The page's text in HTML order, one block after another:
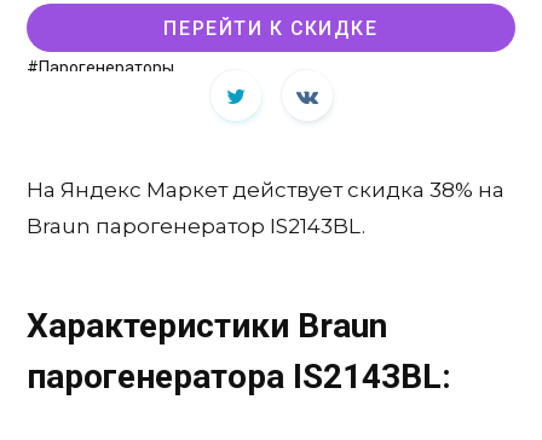
ПЕРЕЙТИ К СКИДКЕ
#Парогенераторы
На Яндекс Маркет действует скидка 38% на
Braun парогенератор IS2143BL.
Характеристики Braun
парогенератора IS2143BL: